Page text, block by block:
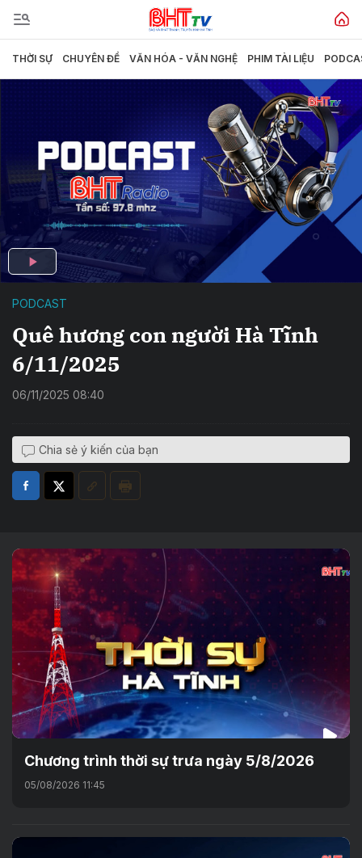
THỜI SỰ CHUYÊN ĐỀ VĂN HÓA - VĂN NGHỆ PHIM TÀI LIỆU
PODCAST
Quê hương con người Hà Tĩnh
6/11/2025
06/11/2025 08:40
Chia sẻ ý kiến của bạn
Chương trình thời sự trưa ngày 5/8/2026
05/08/2026 11:45